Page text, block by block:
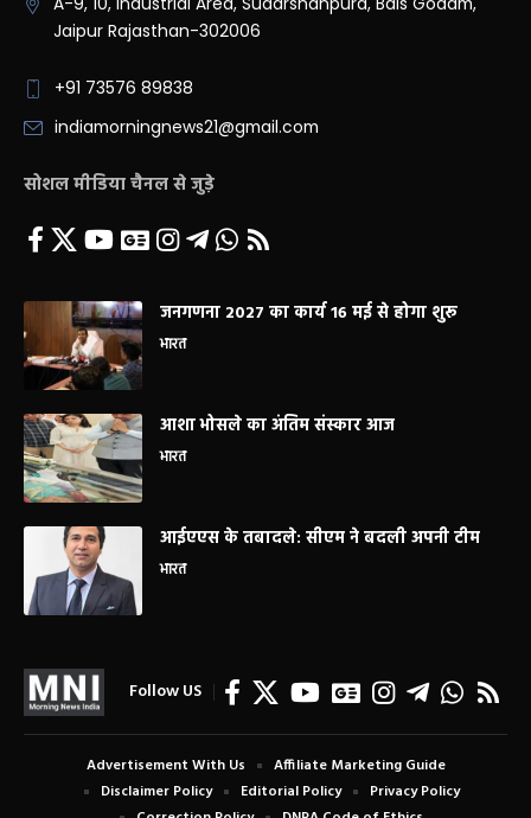
Jaipur Rajasthan-302006
+91 73576 89838
indiamorningnews21@gmail.com
सोशल मीडिया चैनल से जुड़े
जनगणना 2027 का कार्य 16 मई से होगा शुरू
भारत
आशा भोसले का अंतिम संस्कार आज
भारत
आईएएस के तबादले: सीएम ने बदली अपनी टीम
भारत
Follow US
Advertisement With Us
Affiliate Marketing Guide
Disclaimer Policy
Editorial Policy
Privacy Policy